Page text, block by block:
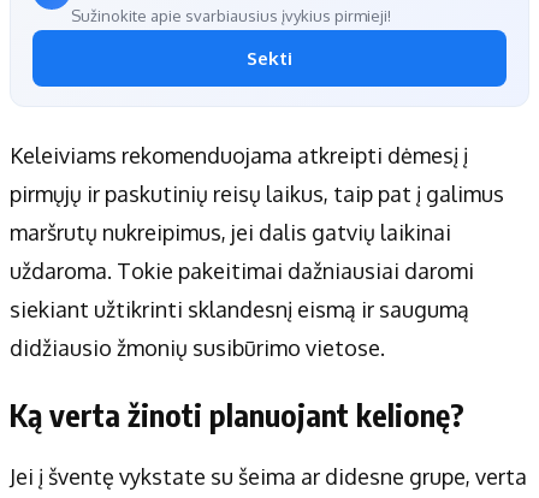
Sužinokite apie svarbiausius įvykius pirmieji!
Sekti
Keleiviams rekomenduojama atkreipti dėmesį į
pirmųjų ir paskutinių reisų laikus, taip pat į galimus
maršrutų nukreipimus, jei dalis gatvių laikinai
uždaroma. Tokie pakeitimai dažniausiai daromi
siekiant užtikrinti sklandesnį eismą ir saugumą
didžiausio žmonių susibūrimo vietose.
Ką verta žinoti planuojant kelionę?
Jei į šventę vykstate su šeima ar didesne grupe, verta